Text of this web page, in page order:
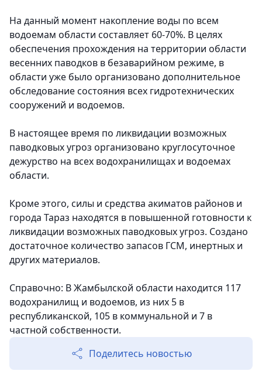
На данный момент накопление воды по всем
водоемам области составляет 60-70%. В целях
обеспечения прохождения на территории области
весенних паводков в безаварийном режиме, в
области уже было организовано дополнительное
обследование состояния всех гидротехнических
сооружений и водоемов.
В настоящее время по ликвидации возможных
паводковых угроз организовано круглосуточное
дежурство на всех водохранилищах и водоемах
области.
Кроме этого, силы и средства акиматов районов и
города Тараз находятся в повышенной готовности к
ликвидации возможных паводковых угроз. Создано
достаточное количество запасов ГСМ, инертных и
других материалов.
Справочно: В Жамбылской области находится 117
водохранилищ и водоемов, из них 5 в
республиканской, 105 в коммунальной и 7 в
частной собственности.
Поделитесь новостью